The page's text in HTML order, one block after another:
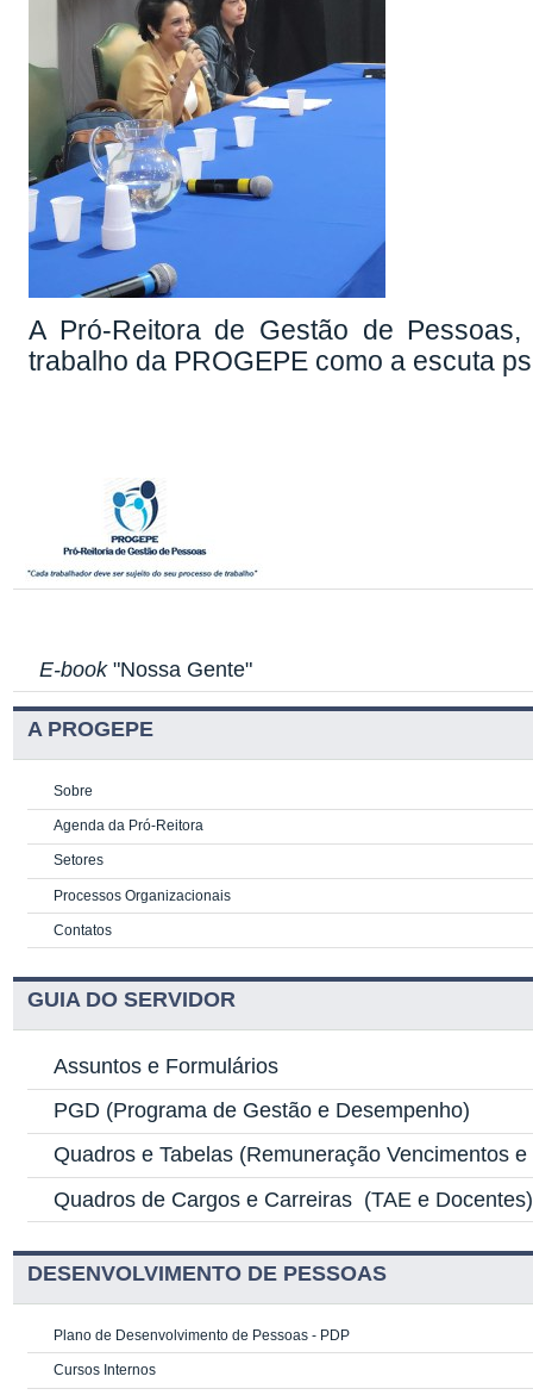
A Pró-Reitora de Gestão de
trabalho da PROGEPE como a escuta
E-book"Nossa Gente"
A PROGEPE
Sobre
Agenda da Pró-Reitora
Setores
Processos Organizacionais
Contatos
GUIA DO SERVIDOR
Assuntos e Formulários
PGD (Programa de Gestão e Desempenho)
Quadros e Tabelas (Remuneração Vencimentos
Quadros de Cargos e Carreiras (TAE e Docentes)
DESENVOLVIMENTO DE PESSOAS
Plano de Desenvolvimento de Pessoas - PDP
Cursos Internos